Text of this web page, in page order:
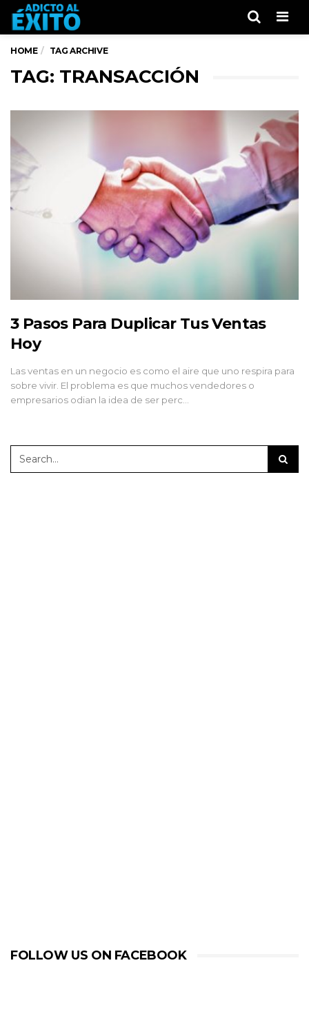
HOME TAG ARCHIVE
TAG: TRANSACCIÓN
3 Pasos Para Duplicar Tus Ventas
Hoy
Las ventas en un negocio es como el aire que uno respira para
sobre vivir. El problema es que muchos vendedores o
empresarios odian la idea de ser perc…
FOLLOW US ON FACEBOOK